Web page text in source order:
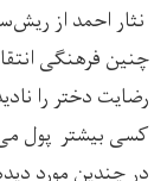
نثار احمد از
چنین فرهنگی
رضایت دختر را
کسی بیشتر پول